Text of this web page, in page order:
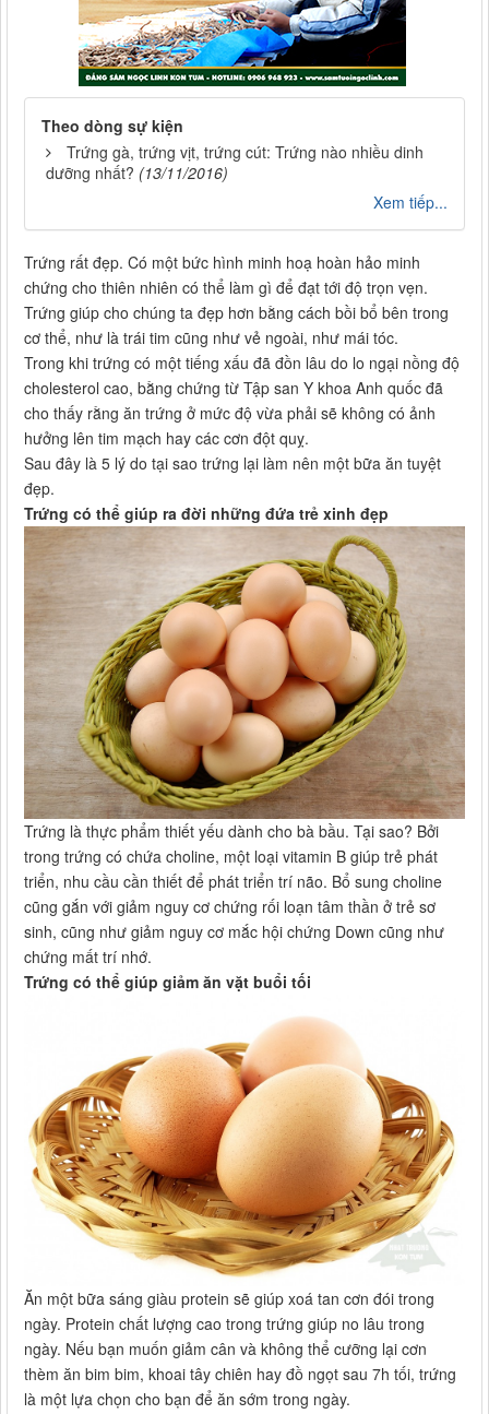
Theo dòng sự kiện
Trứng gà, trứng vịt, trứng cút: Trứng nào nhiều dinh
dưỡng nhất? (13/11/2016)
Xem tiếp...
Trứng rất đẹp. Có một bức hình minh hoạ hoàn hảo minh
chứng cho thiên nhiên có thể làm gì để đạt tới độ trọn vẹn.
Trứng giúp cho chúng ta đẹp hơn bằng cách bồi bổ bên trong
cơ thể, như là trái tim cũng như vẻ ngoài, như mái tóc.
Trong khi trứng có một tiếng xấu đã đồn lâu do lo ngại nồng độ
cholesterol cao, bằng chứng từ Tập san Y khoa Anh quốc đã
cho thấy rằng ăn trứng ở mức độ vừa phải sẽ không có ảnh
hưởng lên tim mạch hay các cơn đột quỵ.
Sau đây là 5 lý do tại sao trứng lại làm nên một bữa ăn tuyệt
đẹp.
Trứng có thể giúp ra đời những đứa trẻ xinh đẹp
Trứng là thực phẩm thiết yếu dành cho bà bầu. Tại sao? Bởi
trong trứng có chứa choline, một loại vitamin B giúp trẻ phát
triển, nhu cầu cần thiết để phát triển trí não. Bổ sung choline
cũng gắn với giảm nguy cơ chứng rối loạn tâm thần ở trẻ sơ
sinh, cũng như giảm nguy cơ mắc hội chứng Down cũng như
chứng mất trí nhớ.
Trứng có thể giúp giảm ăn vặt buổi tối
Ăn một bữa sáng giàu protein sẽ giúp xoá tan cơn đói trong
ngày. Protein chất lượng cao trong trứng giúp no lâu trong
ngày. Nếu bạn muốn giảm cân và không thể cưỡng lại cơn
thèm ăn bim bim, khoai tây chiên hay đồ ngọt sau 7h tối, trứng
là một lựa chọn cho bạn để ăn sớm trong ngày.